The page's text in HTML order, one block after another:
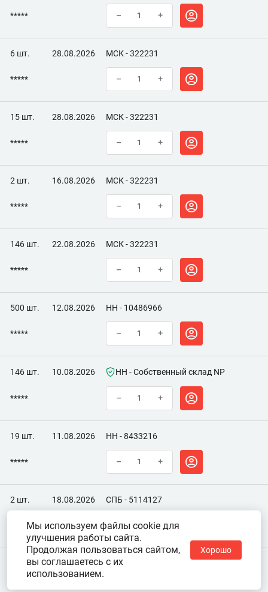
***** – +
6 шт. 28.08.2026 МСК - 322231
***** – +
15 шт. 28.08.2026 МСК - 322231
***** – +
2 шт. 16.08.2026 МСК - 322231
***** – +
146 шт. 22.08.2026 МСК - 322231
***** – +
500 шт. 12.08.2026 НН - 10486966
***** – +
146 шт. 10.08.2026 НН - Собственный склад NP
***** – +
19 шт. 11.08.2026 НН - 8433216
***** – +
2 шт. 18.08.2026 СПБ - 5114127
***** – +
Мы используем файлы cookie для
улучшения работы сайта.
Продолжая пользоваться сайтом,
вы соглашаетесь с их
использованием.
Хорошо